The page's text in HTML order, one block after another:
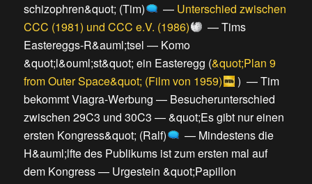
schizophren&quot; (Tim)
— Unterschied zwischen
CCC (1981) und CCC e.V. (1986)
—Tims
Eastereggs-R&auml;tsel — Komo
&quot;l&ouml;st&quot; ein Easteregg (&quot;Plan 9
from Outer Space&quot; (Film von 1959)
) —Tim
bekommt Viagra-Werbung — Besucherunterschied
zwischen 29C3 und 30C3 —&quot;Es gibt nur einen
ersten Kongress&quot; (Ralf)
— Mindestens die
H&auml;lfte des Publikums ist zum ersten mal auf
dem Kongress— Urgestein &quot;Papillon